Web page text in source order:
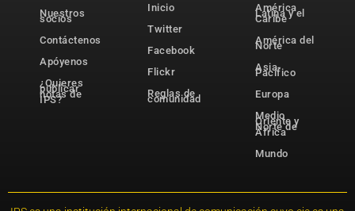
Nuestros
socios
Contáctenos
Apóyenos
¿Quieres
publicar
notas de
IPS?
Inicio
Twitter
Facebook
Flickr
Reglas de
comunidad
América
Latina y el
Caribe
América del
Norte
Asia-
Pacífico
Europa
Medio
Oriente y
Norte de
África
Mundo